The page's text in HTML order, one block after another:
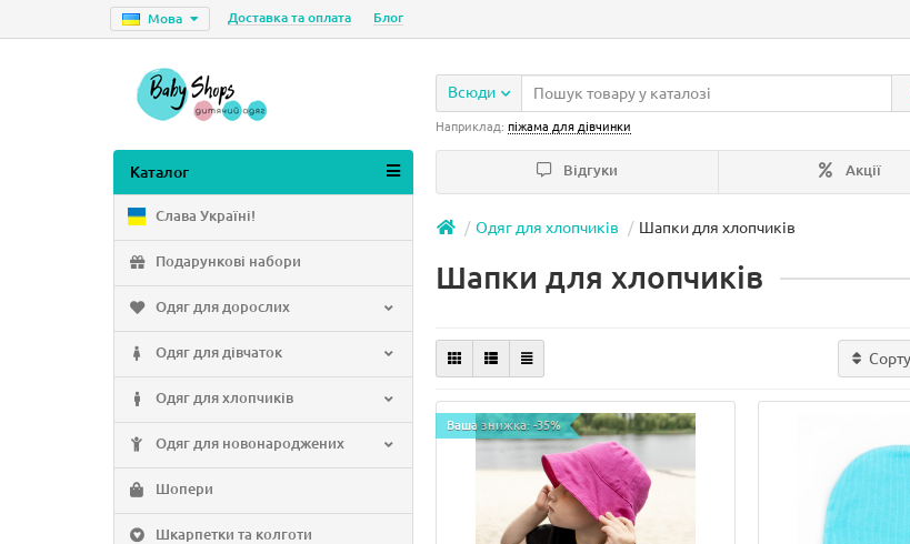
Мова Доставка та оплата Блог
Всюди
Наприклад: піжама для дівчинки
Відгуки Акції
Каталог
Слава Україні!
Подарункові набори
Одяг для дорослих
Одяг для дівчаток
Одяг для хлопчиків
Одяг для новонароджених
Шопери
Шкарпетки та колготи
Одяг для хлопчиків Шапки для хлопчиків
Шапки для хлопчиків
Ваша знижка: -35%